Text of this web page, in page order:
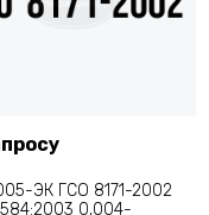
ЭК ГСО 8171-2002
0,004-